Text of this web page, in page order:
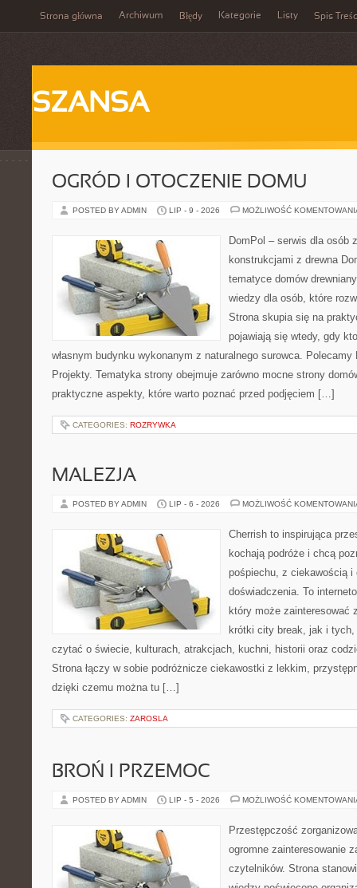
Strona główna Archiwum Błędy Kategorie Listy Spis
SZANSA
OGRÓD I OTOCZENIE DOMU
POSTED BY ADMIN LIP - 9 - 2026 MOŻLIWOŚĆ
DomPol – serwis dla osób
konstrukcjami z drewna
tematyce domów
wiedzy dla osób, które
Strona skupia się na
pojawiają się wtedy, gdy
własnym budynku wykonanym z naturalnego surowca.
Projekty. Tematyka strony obejmuje zarówno mocne strony
praktyczne aspekty, które warto poznać przed podjęciem […]
CATEGORIES: ROZRYWKA
MALEZJA
POSTED BY ADMIN LIP - 6 - 2026 MOŻLIWOŚĆ
Cherrish to inspirująca
kochają podróże i chcą
pośpiechu, z ciekawością i
doświadczenia. To
który może zainteresować
krótki city break, jak i
czytać o świecie, kulturach, atrakcjach, kuchni, historii oraz
Strona łączy w sobie podróżnicze ciekawostki z lekkim,
dzięki czemu można tu […]
CATEGORIES: ZAROSLA
BROŃ I PRZEMOC
POSTED BY ADMIN LIP - 5 - 2026 MOŻLIWOŚĆ
Przestępczość
ogromne zainteresowanie
czytelników. Strona